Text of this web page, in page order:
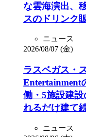
な雲海演出、
スのドリンク
ニュース
2026/08/07 (金)
ラスベガス・
Entertainment
働・5施設建
れるだけ建て
ニュース